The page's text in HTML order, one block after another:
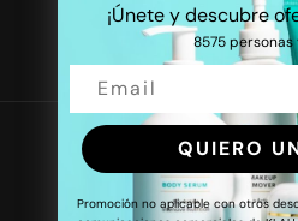
Facebook
País/región
España | EUR €
¡Únete y descubre
8575 personas
QUIERO
Promoción no aplicable con otros